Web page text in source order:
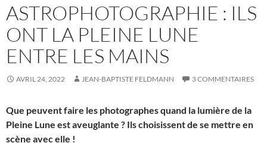
ASTROPHOTOGRAPHIE : ILS
ONT LA PLEINE LUNE
ENTRE LES MAINS
AVRIL 24, 2022 JEAN-BAPTISTE FELDMANN 3 COMMENTAIRES
Que peuvent faire les photographes quand la lumière de la
Pleine Lune est aveuglante ? Ils choisissent de se mettre en
scène avec elle !